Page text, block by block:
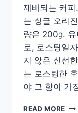
재배되는 커
는 싱글 오리
량은 200g. 유
로, 로스팅일
지 않은 신선
는 로스팅한
야 그 향이 가
READ MORE